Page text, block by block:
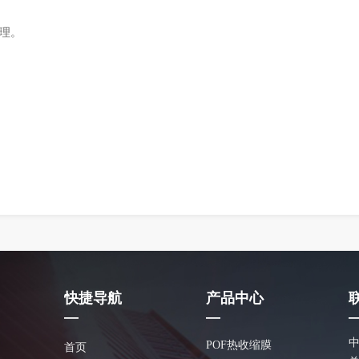
。
产品中心
—
POF热收缩膜
快捷导航
—
首页